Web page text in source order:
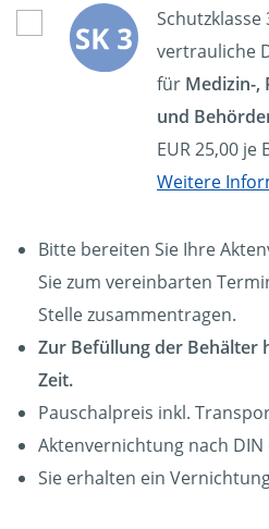
vertrauliche
für Medizin-,
und
EUR 25,00 je
Weitere
Bitte bereiten Sie Ihre
Sie zum vereinbarten
Stelle zusammentragen.
Zur Befüllung der Behälter
Zeit.
Pauschalpreis inkl.
Aktenvernichtung nach DIN
Sie erhalten ein